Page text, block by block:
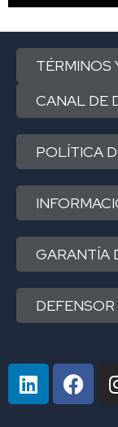
TÉRMINOS
CANAL DE
POLÍTICA
GARANTÍA
L
i
F
a